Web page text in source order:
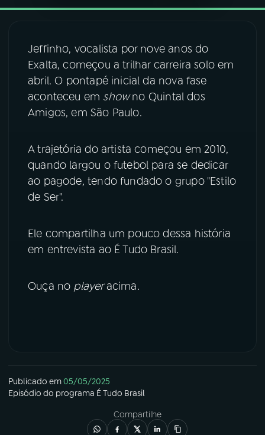
PODCASTS
06VIDEOCASTS
07ÚLTIMAS
ACOMPANHE A RÁDIO NACIONAL
YouTube Facebook
TikTok
Jeffinho, vocalista por nove anos do
Exalta, começou a trilhar carreira solo em
abril. O pontapé inicial da nova fase
aconteceu em showno Quintal dos
Amigos, em São Paulo.
A trajetória do artista começou em 2010,
quando largou o futebol para se dedicar
ao pagode, tendo fundado o grupo "Estilo
de Ser".
Ele compartilha um pouco dessa história
em entrevista ao É Tudo Brasil.
Ouça no playeracima.
Publicado em05/05/2025
Episódio do programa É Tudo Brasil
Compartilhe